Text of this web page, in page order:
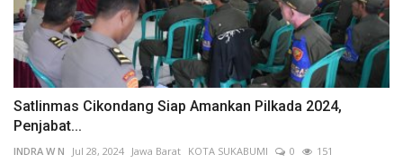
Satlinmas Cikondang Siap Amankan Pilkada 2024,
Penjabat...
INDRA W N Jul 28, 2024 Jawa Barat KOTA SUKABUMI 0
151